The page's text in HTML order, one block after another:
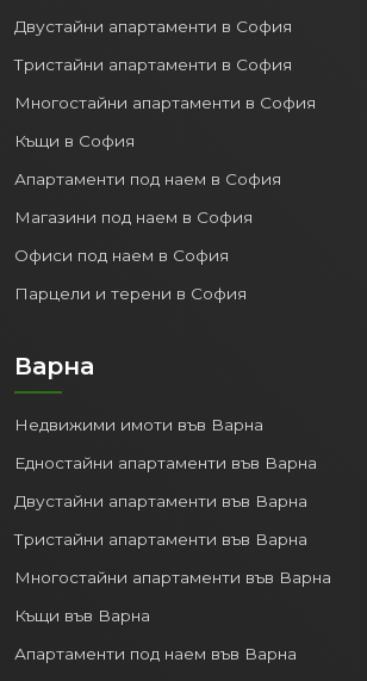
Двустайни апартаменти в София
Тристайни апартаменти в София
Многостайни апартаменти в София
Къщи в София
Апартаменти под наем в София
Магазини под наем в София
Офиси под наем в София
Парцели и терени в София
Варна
Недвижими имоти във Варна
Едностайни апартаменти във Варна
Двустайни апартаменти във Варна
Тристайни апартаменти във Варна
Многостайни апартаменти във Варна
Къщи във Варна
Апартаменти под наем във Варна